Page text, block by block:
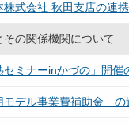
式会社 秋田支店の連
の関係機関について
セミナーinかづの」開
デル事業費補助金」